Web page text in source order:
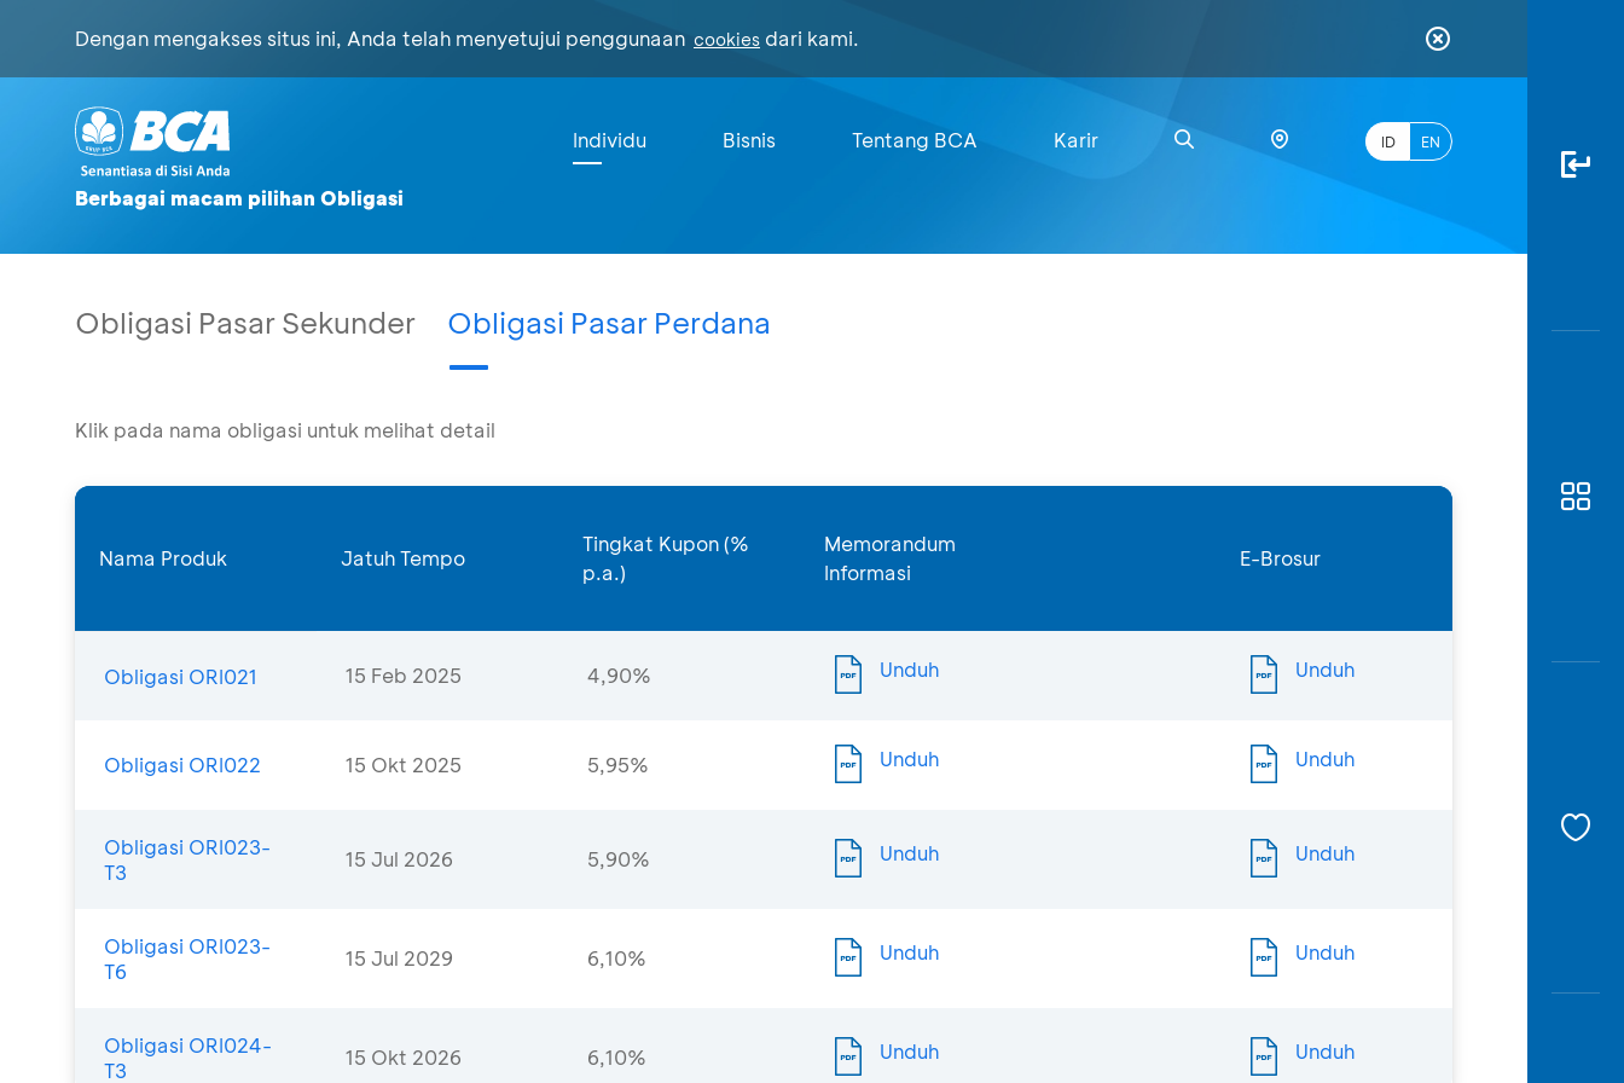
Dengan mengakses situs ini, Anda telah menyetujui penggunaan cookies dari kami.
Individu Bisnis Tentang BCA Karir ID EN
Berbagai macam pilihan Obligasi
Obligasi Pasar Sekunder Obligasi Pasar Perdana
Klik pada nama obligasi untuk melihat detail
Nama Produk Jatuh Tempo
Tingkat Kupon (%
p.a.)
Memorandum
Informasi
E-Brosur
Obligasi ORI021 15 Feb 2025 4,90% Unduh Unduh
Obligasi ORI022 15 Okt 2025 5,95% Unduh Unduh
Obligasi ORI023-
T3
15 Jul 2026 5,90% Unduh Unduh
Obligasi ORI023-
T6
15 Jul 2029 6,10% Unduh Unduh
Obligasi ORI024-
T3
15 Okt 2026 6,10% Unduh Unduh